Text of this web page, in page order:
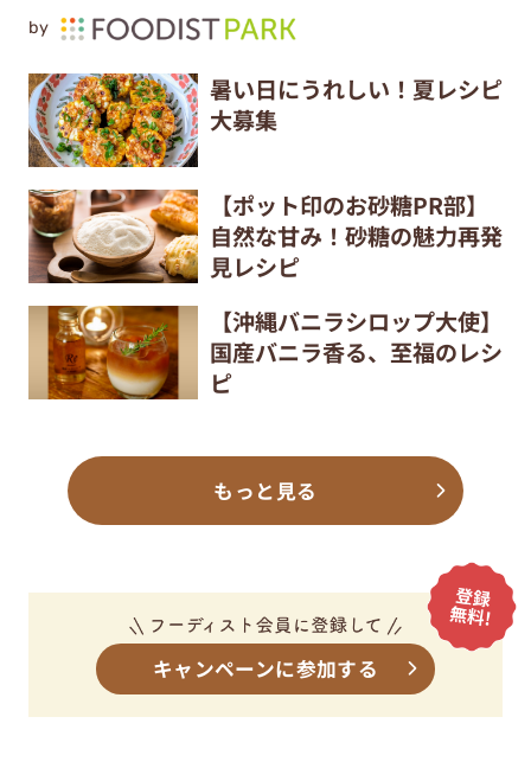
by
暑い日にうれしい！夏レシピ
大募集
【ポット印のお砂糖PR部】
自然な甘み！砂糖の魅力再発
見レシピ
【沖縄バニラシロップ大使】
国産バニラ香る、至福のレシ
ピ
もっと見る
キャンペーンに参加する